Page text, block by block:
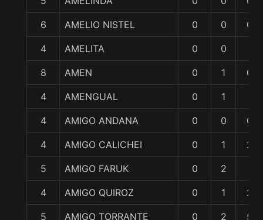
6 AMELIO NISTEL 0 0 0
4 AMELITA 0 0
8 AMEN 0 1 0
4 AMENGUAL 0 1
4 AMIGO ANDANA 0 0 0
4 AMIGO CALICHEI 0 1 2
5 AMIGO FARUK 0 2
4 AMIGO QUIROZ 0 1 2
5 AMIGO TORRANTE 0 2 5